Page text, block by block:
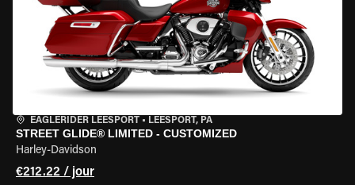
EAGLERIDER LEESPORT • LEESPORT, PA
STREET GLIDE® LIMITED - CUSTOMIZED
Harley-Davidson
€212.22 / jour